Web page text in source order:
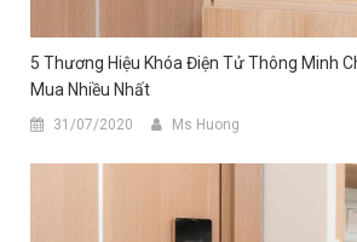
5 Thương Hiệu Khóa Điện Tử Thông Minh
Mua Nhiều Nhất
31/07/2020 Ms Huong